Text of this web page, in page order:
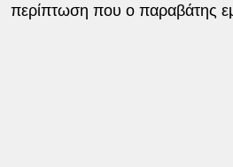
περίπτωση που ο παραβάτης